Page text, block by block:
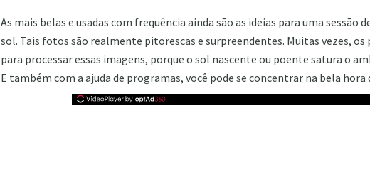
As mais belas e usadas com frequência ainda são as ideias para uma
sol. Tais fotos são realmente pitorescas e surpreendentes. Muitas vezes,
para processar essas imagens, porque o sol nascente ou poente satura o
E também com a ajuda de programas, você pode se concentrar na bela hora